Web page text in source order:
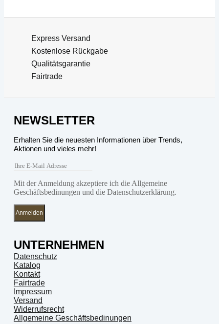
Express Versand
Kostenlose Rückgabe
Qualitätsgarantie
Fairtrade
NEWSLETTER
Erhalten Sie die neuesten Informationen über Trends,
Aktionen und vieles mehr!
Mit der Anmeldung akzeptiere ich die Allgemeine
Geschäftsbedinungen und die Datenschutzerklärung.
Anmelden
UNTERNEHMEN
Datenschutz
Katalog
Kontakt
Fairtrade
Impressum
Versand
Widerrufsrecht
Allgemeine Geschäftsbedinungen